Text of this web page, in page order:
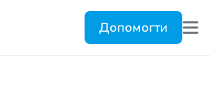
Допомогти